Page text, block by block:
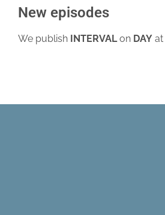
New episodes
We publish INTERVALon DAY at